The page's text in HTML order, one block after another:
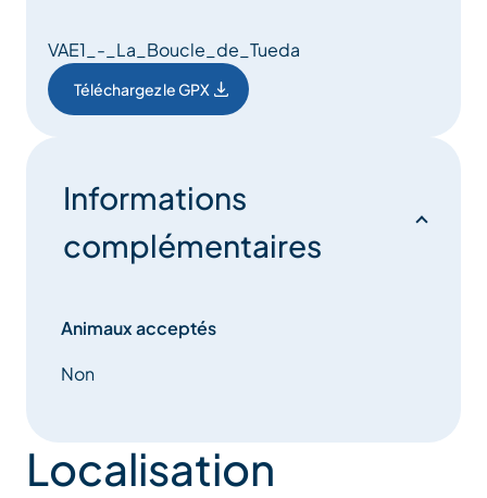
VAE1_-_La_Boucle_de_Tueda
Téléchargez le GPX
Informations
complémentaires
Animaux acceptés
Non
Localisation